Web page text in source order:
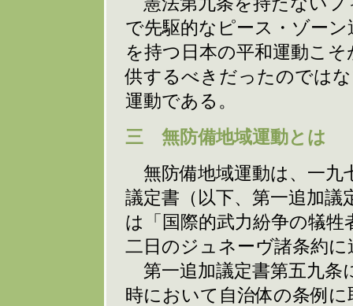
で先駆的なピース・ゾー
を持つ日本の平和運動こ
供するべきだったのでは
運動である。
三 無防備地域運動とは
無防備地域運動は、一九
議定書（以下、第一追加
は「国際的武力紛争の犠
二日のジュネーヴ諸条約
第一追加議定書第五九条
時において自治体の条例